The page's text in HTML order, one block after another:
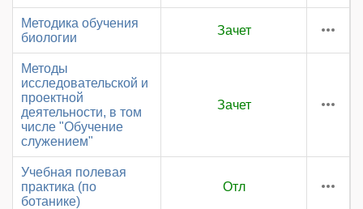
Методика обучения
биологии
Зачет
Методы
исследовательской и
проектной
деятельности, в том
числе "Обучение
служением"
Зачет
Учебная полевая
практика (по
ботанике)
Отл